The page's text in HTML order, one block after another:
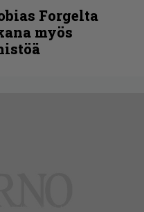
Forgelta
myös